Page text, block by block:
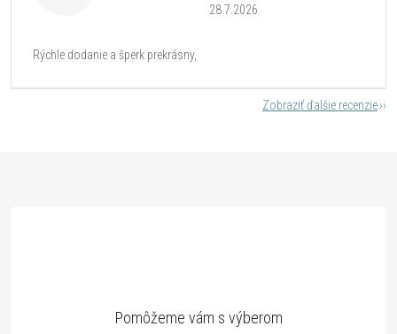
28.7.2026
Rýchle dodanie a šperk prekrásny,
Zobraziť ďalšie recenzie